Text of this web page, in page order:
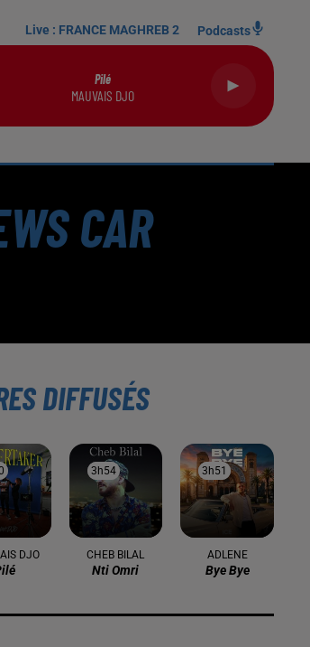
Live : FRANCE MAGHREB 2 Podcasts
Pilé
MAUVAIS DJO
CAR
DIFFUSÉS
DJO
3h54
3h54
CHEB BILAL
Nti Omri
3h51
3h51
ADLENE
Bye Bye